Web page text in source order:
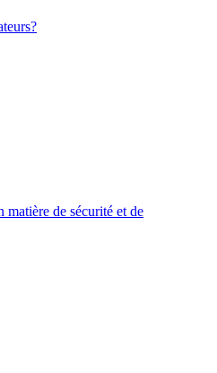
matière de sécurité et de